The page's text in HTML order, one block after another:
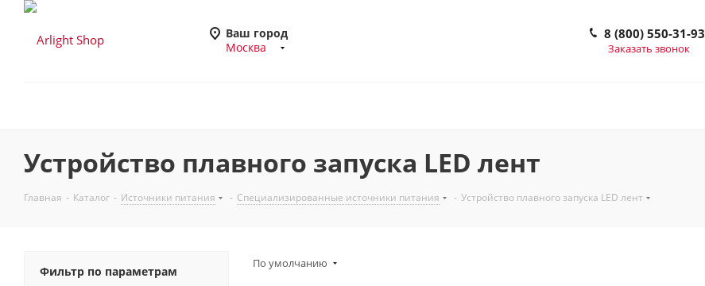
Ваш город
Москва
8 (800) 550-31-93
Заказать звонок
Устройство плавного запуска LED лент
Главная - Каталог - Источники питания - Специализированные источники питания - Устройство плавного запуска LED лент
По умолчанию
Фильтр по параметрам